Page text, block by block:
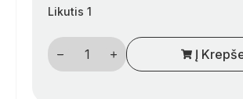
Likutis 1
produkto
kiekis:
Jungiamasis
Į